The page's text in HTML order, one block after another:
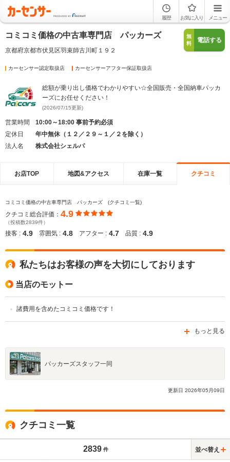
履歴 お気に入り メニュー
コミコミ価格の中古車専門店 パッカーズ
京都府京都市伏見区羽束師古川町１９２
無
料
電話する
カーセンサー認定取扱店 カーセンサーアフター保証取扱店
総額が乗り出し価格でわかりやすい☆全国販売・全国納車パッカ
ーズにお任せください！
(2026/07/15更新)
営業時間
10:00～18:00 事前予約必須
定休日
年中無休（１２／２９～１／２を除く）
法人名
株式会社シェルパ
お店TOP 地図&アクセス 在庫一覧 クチコミ
コミコミ価格の中古車専門店 パッカーズ (クチコミ一覧)
クチコミ総合評価： 4.9
（投稿数2839件）
接客 : 4.9 雰囲気 : 4.8 アフター : 4.7 品質 : 4.9
私たちはお客様の声を大切にしております
当店のモットー
諸費用を含めたコミコミ価格です！
もっと見る
パッカーズスタッフ一同
更新日 2026年05 月09日
クチコミ一覧
2839 件 並べ替え